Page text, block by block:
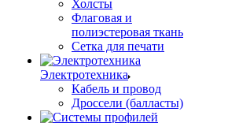
Холсты
Флаговая и
полиэстеровая ткань
Сетка для печати
Электротехника
Кабель и провод
Дроссели (балласты)